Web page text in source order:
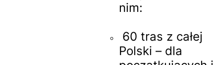
nim:
60 tras z całej
Polski – dla